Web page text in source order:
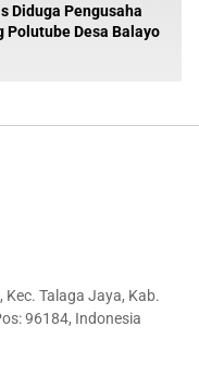
Diduga Pengusaha
Polutube Desa Balayo
Talaga Jaya, Kab.
96184, Indonesia